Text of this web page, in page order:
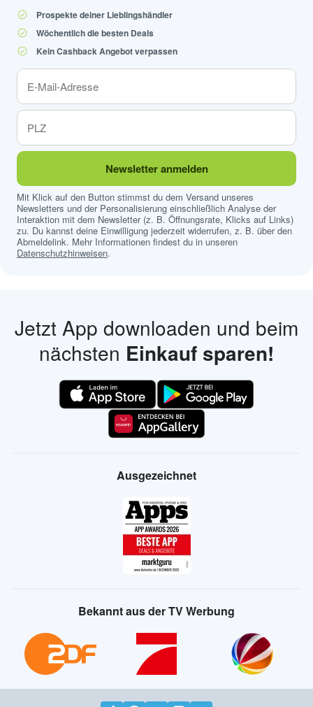
Prospekte deiner Lieblingshändler
Wöchentlich die besten Deals
Kein Cashback Angebot verpassen
Newsletter anmelden
Mit Klick auf den Button stimmst du dem Versand unseres
Newsletters und der Personalisierung einschließlich Analyse der
Interaktion mit dem Newsletter (z. B. Öffnungsrate, Klicks auf Links)
zu. Du kannst deine Einwilligung jederzeit widerrufen, z. B. über den
Abmeldelink. Mehr Informationen findest du in unseren
Datenschutzhinweisen.
Jetzt App downloaden und beim
nächsten Einkauf sparen!
Ausgezeichnet
Bekannt aus der TV Werbung